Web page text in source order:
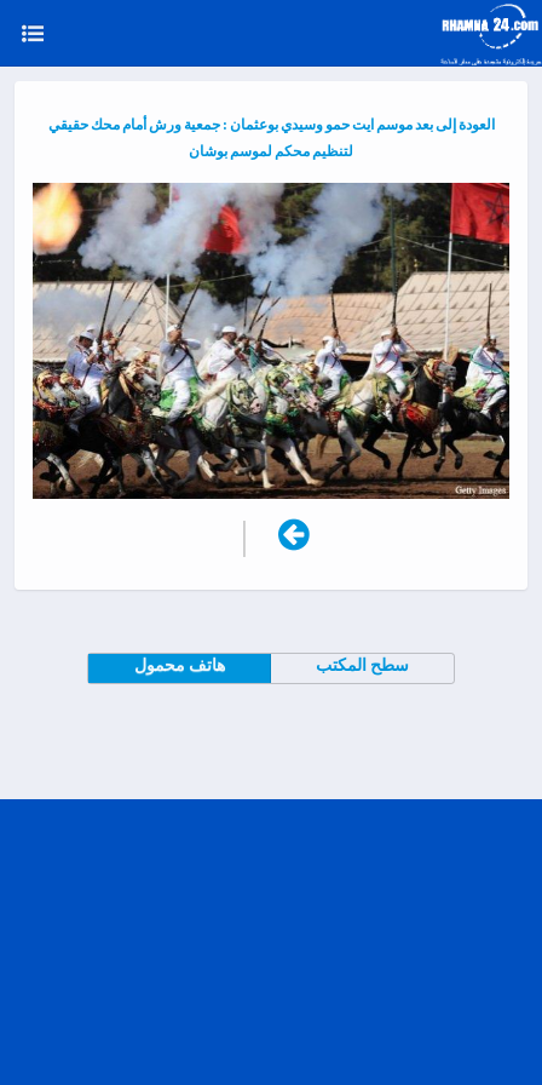
العودة إلى بعد موسم ايت حمو وسيدي بوعثمان : جمعية ورش أمام محك حقيقي
لتنظيم محكم لموسم بوشان
|
هاتف محمول سطح المكتب